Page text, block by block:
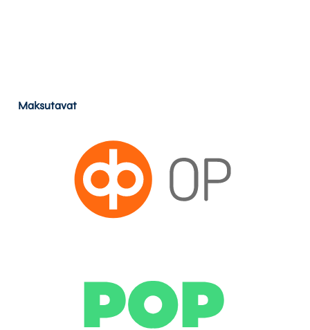
Maksutavat